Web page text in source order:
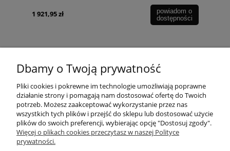
1 921,95 zł
powiadom o
dostępności
POMOC
MOJE KONTO
Dbamy o Twoją prywatność
Pliki cookies i pokrewne im technologie umożliwiają poprawne
działanie strony i pomagają nam dostosować ofertę do Twoich
potrzeb. Możesz zaakceptować wykorzystanie przez nas
wszystkich tych plików i przejść do sklepu lub dostosować użycie
plików do swoich preferencji, wybierając opcję "Dostosuj zgody".
Więcej o plikach cookies przeczytasz w naszej Polityce
prywatności.